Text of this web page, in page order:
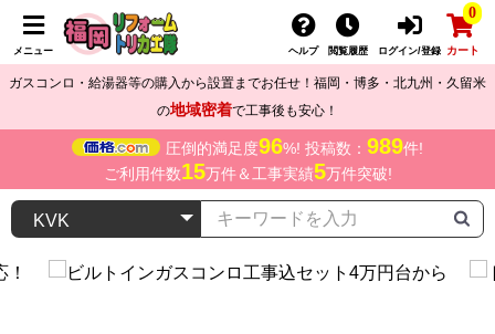
メニュー ヘルプ 閲覧履歴 ログイン/登録
0
カート
ガスコンロ・給湯器等の購入から設置までお任せ！福岡・博多・北九州・久留米
の地域密着で工事後も安心！
圧倒的満足度96%! 投稿数： 989件!
ご利用件数15万件＆工事実績5万件突破!